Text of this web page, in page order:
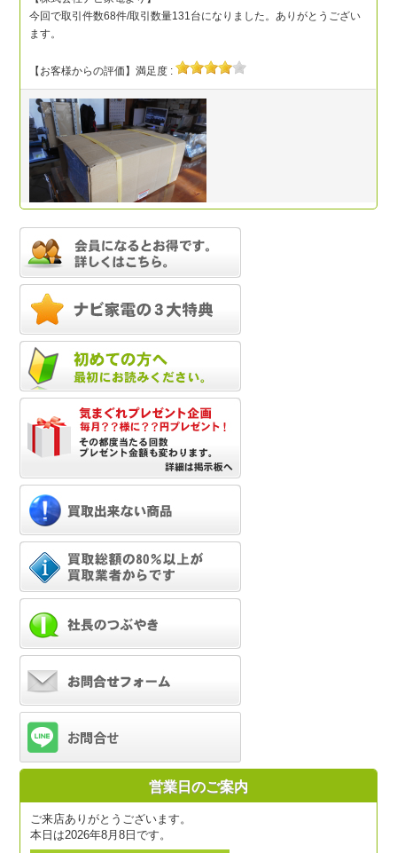
営業日のご案内
ご来店ありがとうございます。
本日は2026年8月8日です。